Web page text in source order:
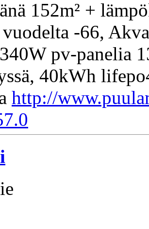
152m² +
-66,
pv-panelia
40kWh
http://